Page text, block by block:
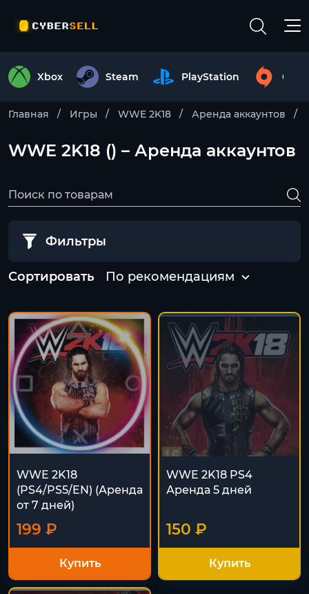
Xbox Steam PlayStation
Главная Игры WWE 2K18 Аренда аккаунтов
WWE 2K18 () – Аренда аккаунтов
Фильтры
Сортировать По рекомендациям
WWE 2K18
(PS4/PS5/EN) (Аренда
от 7 дней)
199 ₽
Купить
WWE 2K18 PS4
Аренда 5 дней
150 ₽
Купить